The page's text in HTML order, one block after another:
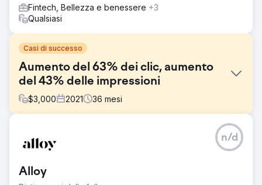
Fintech, Bellezza e benessere +3
Qualsiasi
Casi di successo
Aumento del 63% dei clic, aumento
del 43% delle impressioni
$3,000 2021 36 mesi
BeatRoute Innovations Pvt. Ltd è un software CRM SFA
per le vendite sul campo. Ti aiuta a raggiungere i tuoi
collaborazione tra il tuo team di vendita sul campo, i
Alloy
n/d